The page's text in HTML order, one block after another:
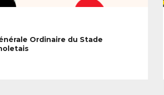
Ordinaire du Stade